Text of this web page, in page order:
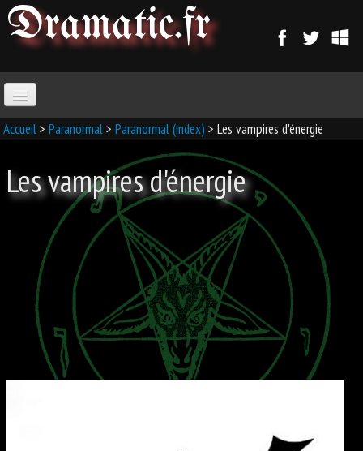
Dramatic.fr
ACCUEIL
SORCELLERIE
MAGIE D'AMOUR
MAGIE ARABE
Accueil> Paranormal> Paranormal (index) > Les vampires d'énergie
Les vampires d'énergie